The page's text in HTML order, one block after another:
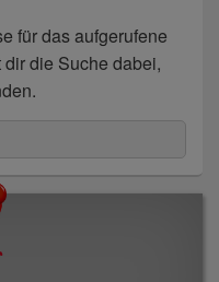
für das aufgerufene
die Suche dabei,